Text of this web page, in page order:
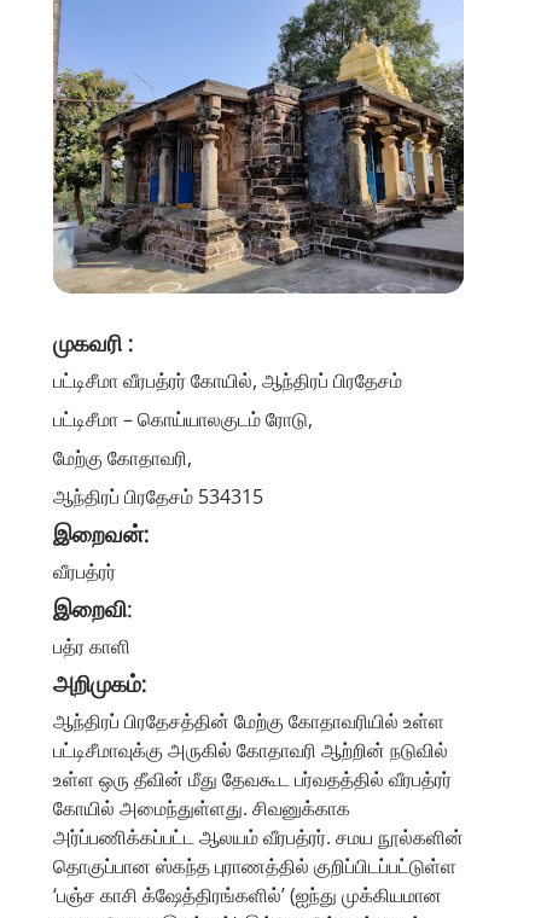
முகவரி :
பட்டிசீமா வீரபத்ரர் கோயில், ஆந்திரப் பிரதேசம்
பட்டிசீமா – கொய்யாலகுடம் ரோடு,
மேற்கு கோதாவரி,
ஆந்திரப் பிரதேசம் 534315
இறைவன்:
வீரபத்ரர்
இறைவி:
பத்ர காளி
அறிமுகம்:
ஆந்திரப் பிரதேசத்தின் மேற்கு கோதாவரியில் உள்ள
பட்டிசீமாவுக்கு அருகில் கோதாவரி ஆற்றின் நடுவில்
உள்ள ஒரு தீவின் மீது தேவகூட பர்வதத்தில் வீரபத்ரர்
கோயில் அமைந்துள்ளது. சிவனுக்காக
அர்ப்பணிக்கப்பட்ட ஆலயம் வீரபத்ரர். சமய நூல்களின்
தொகுப்பான ஸ்கந்த புராணத்தில் குறிப்பிடப்பட்டுள்ள
‘பஞ்ச காசி க்ஷேத்திரங்களில்’ (ஐந்து முக்கியமான